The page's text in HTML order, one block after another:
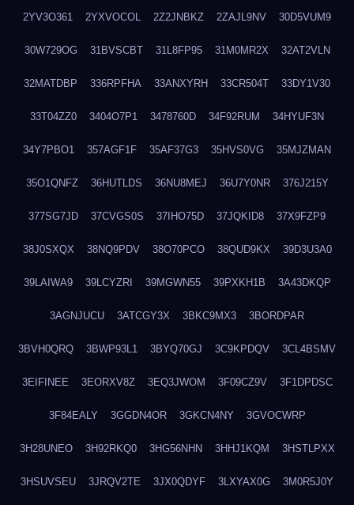
2YV3O361 2YXVOCOL 2Z2JNBKZ 2ZAJL9NV 30D5VUM9
30W729OG 31BVSCBT 31L8FP95 31M0MR2X 32AT2VLN
32MATDBP 336RPFHA 33ANXYRH 33CR504T 33DY1V30
33T04ZZ0 3404O7P1 3478760D 34F92RUM 34HYUF3N
34Y7PBO1 357AGF1F 35AF37G3 35HVS0VG 35MJZMAN
35O1QNFZ 36HUTLDS 36NU8MEJ 36U7Y0NR 376J215Y
377SG7JD 37CVGS0S 37IHO75D 37JQKID8 37X9FZP9
38J0SXQX 38NQ9PDV 38O70PCO 38QUD9KX 39D3U3A0
39LAIWA9 39LCYZRI 39MGWN55 39PXKH1B 3A43DKQP
3AGNJUCU 3ATCGY3X 3BKC9MX3 3BORDPAR
3BVH0QRQ 3BWP93L1 3BYQ70GJ 3C9KPDQV 3CL4BSMV
3EIFINEE 3EORXV8Z 3EQ3JWOM 3F09CZ9V 3F1DPDSC
3F84EALY 3GGDN4OR 3GKCN4NY 3GVOCWRP
3H28UNEO 3H92RKQ0 3HG56NHN 3HHJ1KQM 3HSTLPXX
3HSUVSEU 3JRQV2TE 3JX0QDYF 3LXYAX0G 3M0R5J0Y